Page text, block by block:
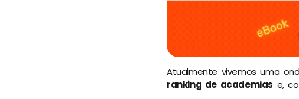
Atualmente vivemos uma
ranking de academias e,